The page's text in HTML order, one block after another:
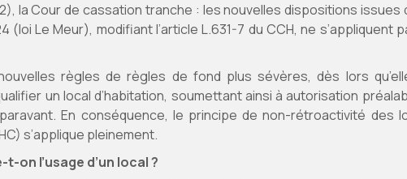
la Cour de cassation tranche : les nouvelles dispositions issues
(loi Le Meur), modifiant l’article L.631-7 du CCH, ne s’appliquent
règles de règles de fond plus sévères, dès lors
un local d’habitation, soumettant ainsi à autorisation
En conséquence, le principe de non-rétroactivité des
s’applique pleinement.
on l’usage d’un local ?